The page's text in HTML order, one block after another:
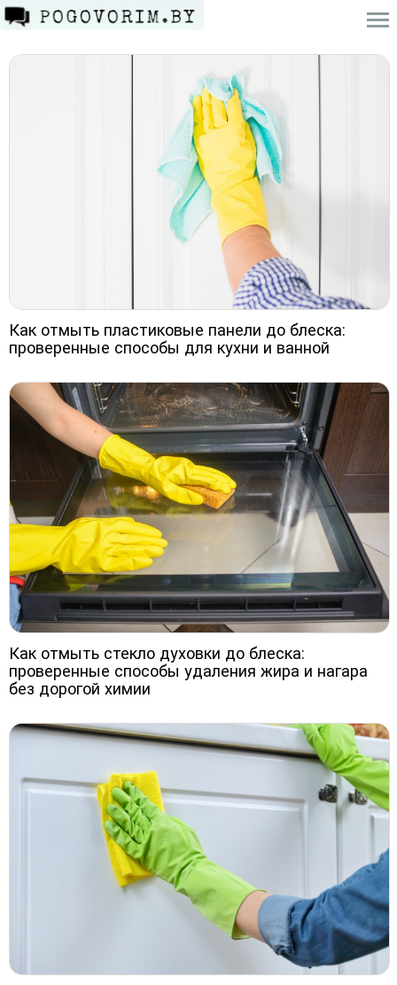
Как отмыть пластиковые панели до блеска:
проверенные способы для кухни и ванной
Как отмыть стекло духовки до блеска:
проверенные способы удаления жира и нагара
без дорогой химии